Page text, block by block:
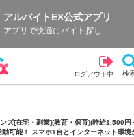
アルバイトEX公式アプリ
アプリで快適にバイト探し
ログアウト中 検
検索
ズ[在宅・副業](教育・保育)(時給1,500
可能！ スマホ1台とインターネット環